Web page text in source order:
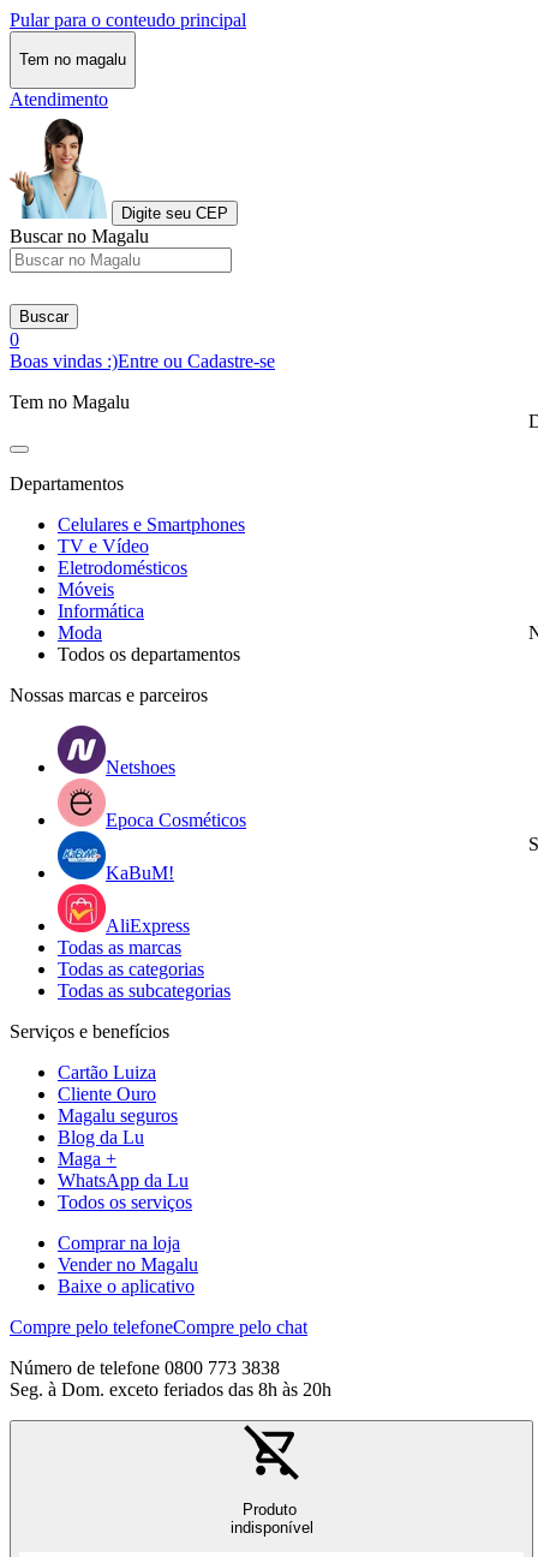
Pular para o conteudo principal
Tem no magalu
Atendimento
Digite seu CEP
Buscar no Magalu
Buscar
0
Boas vindas :)Entre ou Cadastre-se
Tem no Magalu
Departamentos
Celulares e Smartphones
TV e Vídeo
Eletrodomésticos
Móveis
Informática
Moda
Todos os departamentos
Nossas marcas e parceiros
Netshoes
Epoca Cosméticos
KaBuM!
AliExpress
Todas as marcas
Todas as categorias
Todas as subcategorias
Serviços e benefícios
Cartão Luiza
Cliente Ouro
Magalu seguros
Blog da Lu
Maga +
WhatsApp da Lu
Todos os serviços
Comprar na loja
Vender no Magalu
Baixe o aplicativo
Compre pelo telefoneCompre pelo chat
Número de telefone 0800 773 3838
Seg. à Dom. exceto feriados das 8h às 20h
Produto
indisponível